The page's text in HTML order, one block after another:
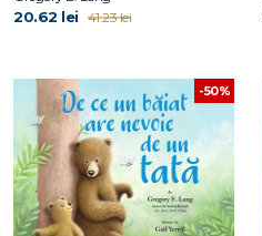
20.62 lei 41.23 lei
-50%